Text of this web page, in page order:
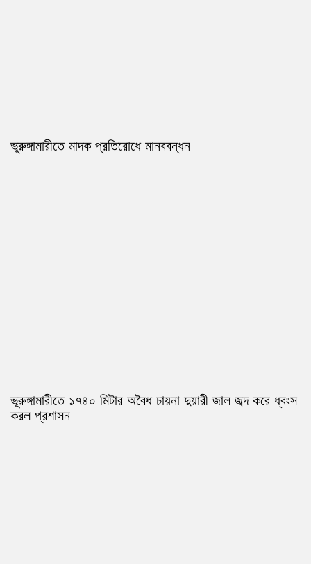
ভূরুঙ্গামারীতে মাদক প্রতিরোধে মানববন্ধন
ভূরুঙ্গামারীতে ১৭৪০ মিটার অবৈধ চায়না দুয়ারী জাল জব্দ করে ধ্বংস
করল প্রশাসন